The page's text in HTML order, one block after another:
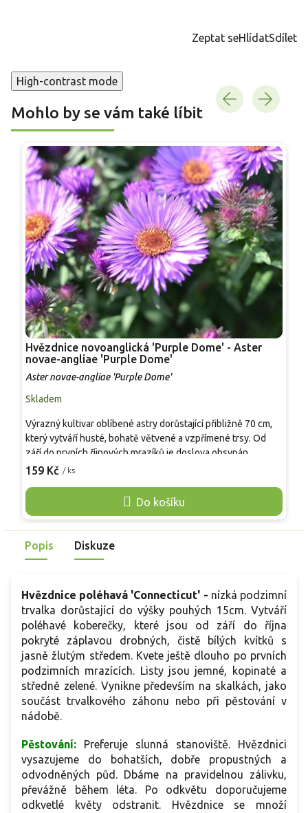
Zeptat seHlídatSdílet
High-contrast mode
Mohlo by se vám také líbit
Hvězdnice novoanglická 'Purple Dome' - Aster
novae-angliae 'Purple Dome'
Aster novae-angliae 'Purple Dome'
Skladem
159 Kč / ks
Do košíku
Výrazný kultivar oblíbené astry dorůstající přibližně 70 cm,
který vytváří husté, bohatě větvené a vzpřímené trsy. Od
září do prvních říjnových mrazíků je doslova obsypán
množstvím sytě fialových paprskovitých květů s jasně
na podzim. Úzké, tmavě zelené listy zvýrazňují květy.
Vhodná je do skupinových výsadeb i jako solitéra, je
Popis Diskuze
Hvězdnice poléhavá 'Connecticut' - nízká podzimní
trvalka dorůstající do výšky pouhých 15cm. Vytváří
poléhavé koberečky, které jsou od září do října
pokryté záplavou drobných, čistě bílých kvítků s
jasně žlutým středem. Kvete ještě dlouho po prvních
podzimních mrazících. Listy jsou jemné, kopinaté a
středně zelené. Vynikne především na skalkách, jako
součást trvalkového záhonu nebo při pěstování v
nádobě.
Pěstování:
Preferuje slunná stanoviště. Hvězdnici
vysazujeme do bohatších, dobře propustných a
odvodněných půd. Dbáme na pravidelnou zálivku,
převážně během léta. Po odkvětu doporučujeme
odkvetlé květy odstranit. Hvězdnice se množí